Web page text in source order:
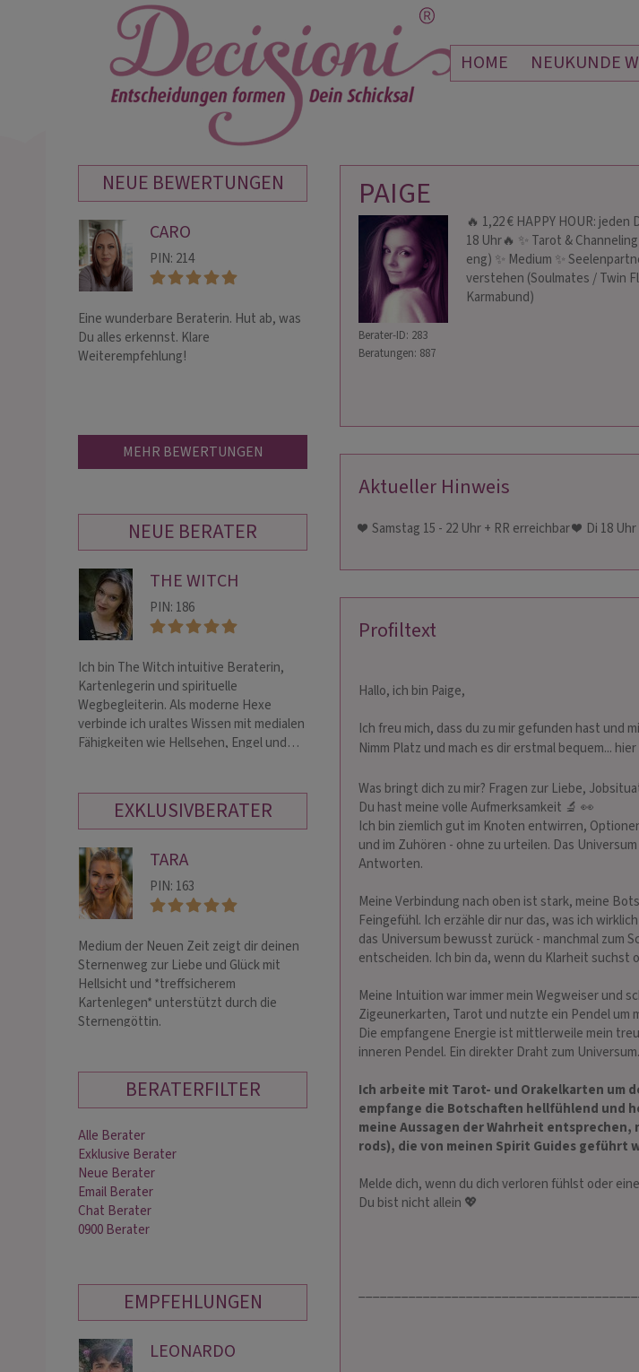
HOME NEUKUNDE
NEUE BEWERTUNGEN
CARO
PIN: 214
Eine wunderbare Beraterin. Hut ab, was
Du alles erkennst. Klare
Weiterempfehlung!
EMMIE
PIN: 148
⭐Herausragende Beratung – Absolute
Empfehlung! ⭐
PIN:
Du bist von
eins. Vor allem
liebe Art. Man
MEHR BEWERTUNGEN
NEUE BERATER
THE WITCH
PIN: 186
Ich bin The Witch intuitive Beraterin,
Kartenlegerin und spirituelle
Wegbegleiterin. Als moderne Hexe
verbinde ich uraltes Wissen mit medialen
Fähigkeiten wie Hellsehen, Engel und…
liebevolle, motivierende Beratung.
Trennungsbegleitung, Jobwechsel,
Wunsch nach Selbständigkeit, Um…
schaue tief in die
EXKLUSIVBERATER
TARA
PIN: 163
Medium der Neuen Zeit zeigt dir deinen
Sternenweg zur Liebe und Glück mit
Hellsicht und *treffsicherem
Kartenlegen* unterstützt durch die
Sternengöttin.
MICAELA
Mediale, hellsichtige Lebensberaterin
mit über 25 Jahren Berufserfahrung.
Berate Dich in allen Lebenslagen. Sehr
treffsicher und liebevoll.
PIN:
Hellfühlendes
BERATERFILTER
Alle Berater
Exklusive Berater
Neue Berater
Email Berater
Chat Berater
0900 Berater
EMPFEHLUNGEN
LEONARDO
PAIGE
🔥 1,22 € HAPPY HOUR: jeden
18 Uhr🔥 ✨ Tarot &
eng) ✨ Medium ✨
verstehen (Soulmates / Twin
Karmabund)
Berater-ID: 283
Beratungen: 887
Aktueller Hinweis
❤ ️ Samstag 15 - 22 Uhr + RR erreichbar ❤ ️ Di 18 Uhr
Profiltext
Hallo, ich bin Paige,
Ich freu mich, dass du zu mir gefunden hast und
Nimm Platz und mach es dir erstmal bequem...
Was bringt dich zu mir? Fragen zur Liebe,
Du hast meine volle Aufmerksamkeit 🔬 👀
Ich bin ziemlich gut im Knoten entwirren,
und im Zuhören - ohne zu urteilen. Das
Antworten.
Meine Verbindung nach oben ist stark, meine
Feingefühl. Ich erzähle dir nur das, was ich
das Universum bewusst zurück - manchmal zum
entscheiden. Ich bin da, wenn du Klarheit suchst
Meine Intuition war immer mein Wegweiser und
Zigeunerkarten, Tarot und nutzte ein Pendel um
Die empfangene Energie ist mittlerweile mein
inneren Pendel. Ein direkter Draht zum Universum.
Ich arbeite mit Tarot- und Orakelkarten um
empfange die Botschaften hellfühlend und
meine Aussagen der Wahrheit
rods), die von meinen Spirit Guides geführt
Melde dich, wenn du dich verloren fühlst oder
Du bist nicht allein 💖